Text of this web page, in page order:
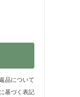
品について
基づく表記